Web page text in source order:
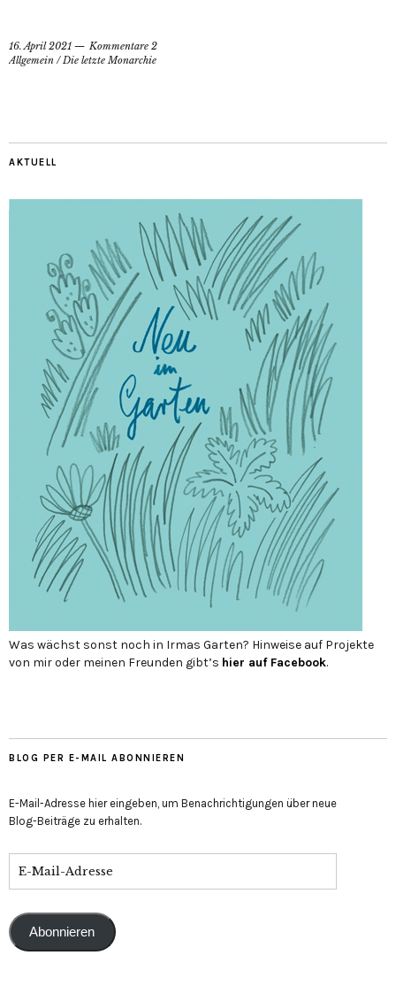
16. April 2021
Kommentare 2
Allgemein /Die letzte Monarchie
AKTUELL
Was wächst sonst noch in Irmas Garten? Hinweise auf Projekte
von mir oder meinen Freunden gibt’s hier auf Face­book.
BLOG PER E-MAIL ABONNIEREN
E-Mail-Adresse hier eingeben, um Benachrichtigungen über neue
Blog-Beiträge zu erhalten.
Abonnieren